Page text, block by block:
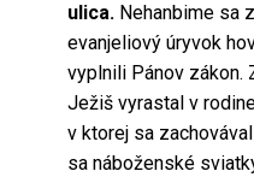
ulica. Nehanbime sa
evanjeliový úryvok
vyplnili Pánov zákon.
Ježiš vyrastal v
v ktorej sa
sa náboženské